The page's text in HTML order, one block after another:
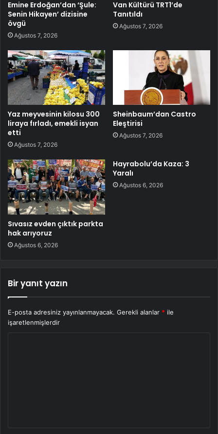
Emine Erdoğan’dan ‘Şule:
Senin Hikayen’ dizisine
övgü
Ağustos 7, 2026
Van Kültürü TRT1’de
Tanıtıldı
Ağustos 7, 2026
Yaz meyvesinin kilosu 300
liraya fırladı, emekli isyan
etti
Ağustos 7, 2026
Sheinbaum’dan Castro
Eleştirisi
Ağustos 7, 2026
Sıvasız evden çıktık parkta
hak arıyoruz
Ağustos 6, 2026
Hayrabolu’da Kaza: 3
Yaralı
Ağustos 6, 2026
Bir yanıt yazın
E-posta adresiniz yayınlanmayacak. Gerekli alanlar * ile
işaretlenmişlerdir